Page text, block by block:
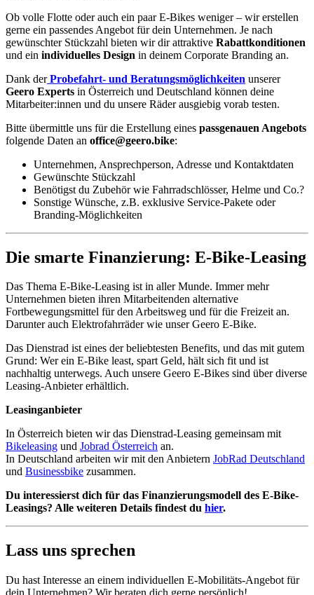
Ob volle Flotte oder auch ein paar E-Bikes weniger – wir erstellen
gerne ein passendes Angebot für dein Unternehmen. Je nach
gewünschter Stückzahl bieten wir dir attraktive Rabattkonditionen
und ein individuelles Design in deinem Corporate Branding an.
Dank der Probefahrt- und Beratungsmöglichkeiten unserer
Geero Experts in Österreich und Deutschland können deine
Mitarbeiter:innen und du unsere Räder ausgiebig vorab testen.
Bitte übermittle uns für die Erstellung eines passgenauen Angebots
folgende Daten an office@geero.bike:
Unternehmen, Ansprechperson, Adresse und Kontaktdaten
Gewünschte Stückzahl
Benötigst du Zubehör wie Fahrradschlösser, Helme und Co.?
Sonstige Wünsche, z.B. exklusive Service-Pakete oder
Branding-Möglichkeiten
Die smarte Finanzierung: E-Bike-Leasing
Das Thema E-Bike-Leasing ist in aller Munde. Immer mehr
Unternehmen bieten ihren Mitarbeitenden alternative
Fortbewegungsmittel für den Arbeitsweg und für die Freizeit an.
Darunter auch Elektrofahrräder wie unser Geero E-Bike.
Das Dienstrad ist eines der beliebtesten Benefits, und das mit gutem
Grund: Wer ein E-Bike least, spart Geld, hält sich fit und ist
nachhaltig unterwegs. Auch unsere Geero E-Bikes sind über diverse
Leasing-Anbieter erhältlich.
Leasinganbieter
In Österreich bieten wir das Dienstrad-Leasing gemeinsam mit
Bikeleasing und Jobrad Österreich an.
In Deutschland arbeiten wir mit den Anbietern JobRad Deutschland
und Businessbike zusammen.
Du interessierst dich für das Finanzierungsmodell des E-Bike-
Leasings? Alle weiteren Details findest du hier.
Lass uns sprechen
Du hast Interesse an einem individuellen E-Mobilitäts-Angebot für